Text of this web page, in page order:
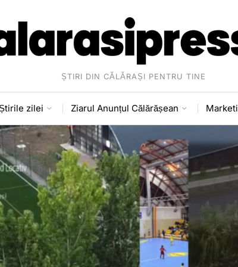
ȘTIRI DIN CĂLĂRAȘI PENTRU TINE
zilei Ziarul Anunțul Călărășean